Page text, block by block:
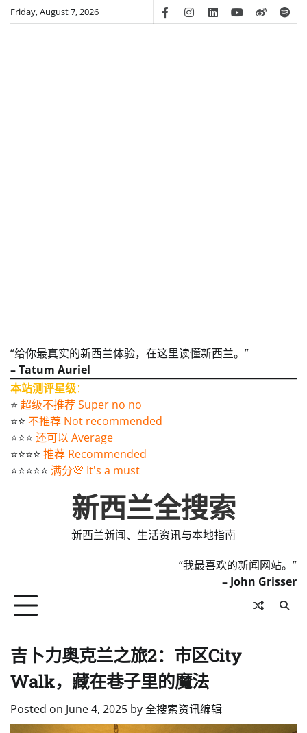
SkipFriday, August 7, 2026 FacebookInstagram
LinkedinYoutube
Weibo
“给你最真实的新西兰体验，在这里读懂新西兰。”
– Tatum Auriel
本站测评星级：
⭐️ 超级不推荐 Super no no
⭐️⭐️ 不推荐 Not recommended
⭐️⭐️⭐️ 还可以 Average
⭐️⭐️⭐️⭐️ 推荐 Recommended
⭐️⭐️⭐️⭐️⭐️ 满分💯 It's a must
新西兰全搜索
新西兰新闻、生活资讯与本地指南
“我最喜欢的新闻网站。”
– John Grisser
吉卜力奥克兰之旅2：市区City
Walk，藏在巷子里的魔法
Posted on June 4, 2025 by全搜索资讯编辑